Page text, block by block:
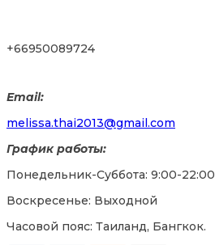
+66950089724
Email:
‪melissa.thai2013@gmail.com
График работы:
Понедельник-Суббота: 9:00-22:00
Воскресенье: Выходной
Часовой пояс: Таиланд, Бангкок.